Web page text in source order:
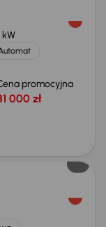
kW
promocyjna
000 zł